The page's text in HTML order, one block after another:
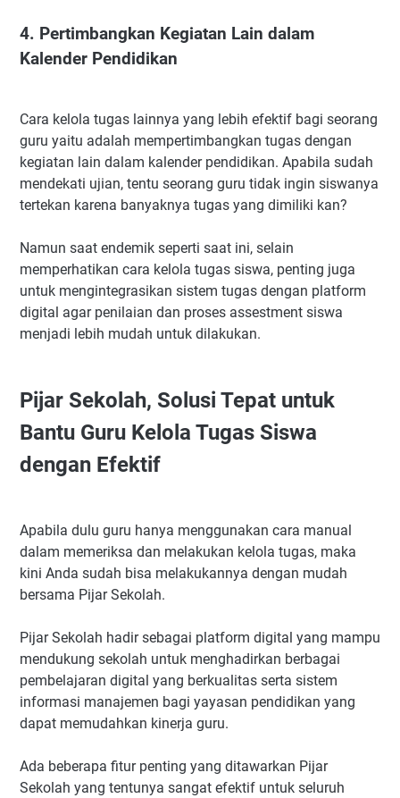
4. Pertimbangkan Kegiatan Lain dalam
Kalender Pendidikan
Cara kelola tugas lainnya yang lebih efektif bagi seorang
guru yaitu adalah mempertimbangkan tugas dengan
kegiatan lain dalam kalender pendidikan. Apabila sudah
mendekati ujian, tentu seorang guru tidak ingin siswanya
tertekan karena banyaknya tugas yang dimiliki kan?
Namun saat endemik seperti saat ini, selain
memperhatikan cara kelola tugas siswa, penting juga
untuk mengintegrasikan sistem tugas dengan platform
digital agar penilaian dan proses assestment siswa
menjadi lebih mudah untuk dilakukan.
Pijar Sekolah, Solusi Tepat untuk
Bantu Guru Kelola Tugas Siswa
dengan Efektif
Apabila dulu guru hanya menggunakan cara manual
dalam memeriksa dan melakukan kelola tugas, maka
kini Anda sudah bisa melakukannya dengan mudah
bersama Pijar Sekolah.
Pijar Sekolah hadir sebagai platform digital yang mampu
mendukung sekolah untuk menghadirkan berbagai
pembelajaran digital yang berkualitas serta sistem
informasi manajemen bagi yayasan pendidikan yang
dapat memudahkan kinerja guru.
Ada beberapa fitur penting yang ditawarkan Pijar
Sekolah yang tentunya sangat efektif untuk seluruh